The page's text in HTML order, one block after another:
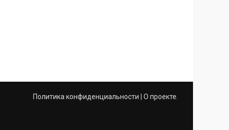
Политика конфиденциальности О проекте